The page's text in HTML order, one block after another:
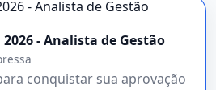
- Analista de Gestão
conquistar sua aprovação